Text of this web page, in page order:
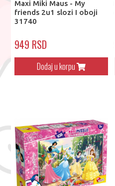
Maxi Miki Maus - My
friends 2u1 slozi I oboji
31740
949 RSD
Dodaj u korpu